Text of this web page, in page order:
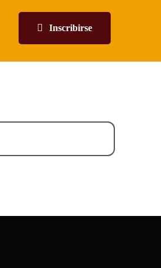
Inscribirse